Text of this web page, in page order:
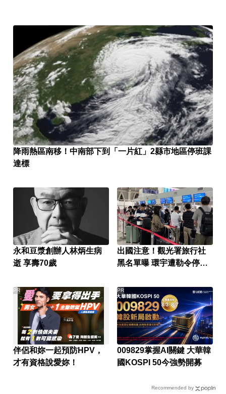
降雨熱區南移！中南部下到「一片紅」2縣市地區停班課
達標
永和豆漿創辦人林炳生病
逝 享壽70歲
出國注意！觀光署旅行社
黑名單曝 環宇遭勒令停
伴侶和妳一起預防HPV，
才有資格說愛妳！
PR
009829掌握AI關鍵 大華韓
國KOSPI 50今強勢開募
PR
Recommended by